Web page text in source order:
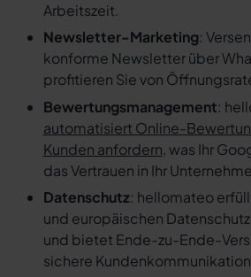
Arbeitszeit.
Newsletter-Marketing:
konforme Newsletter über
profitieren Sie von
Bewertungsmanagement:
automatisiert Online-
Kunden anfordern, was Ihr
das Vertrauen in Ihr
Datenschutz: hellomateo
und europäischen
und bietet Ende-zu-Ende-
sichere